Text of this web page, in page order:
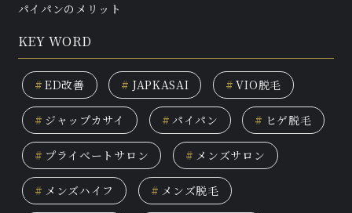
パイパンのメリット
KEY WORD
# ED改善 # JAPKASAI # VIO脱毛
# ジャップカサイ # パイパン # ヒゲ脱毛
# プライベートサロン # メンズサロン
# メンズハイフ # メンズ脱毛